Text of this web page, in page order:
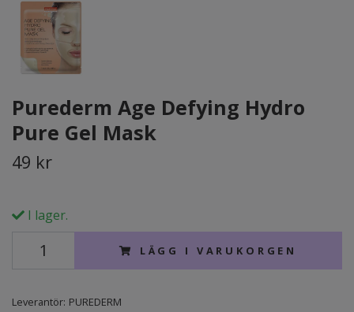
Purederm Age Defying Hydro
Pure Gel Mask
49 kr
I lager.
LÄGG I VARUKORGEN
Leverantör: PUREDERM